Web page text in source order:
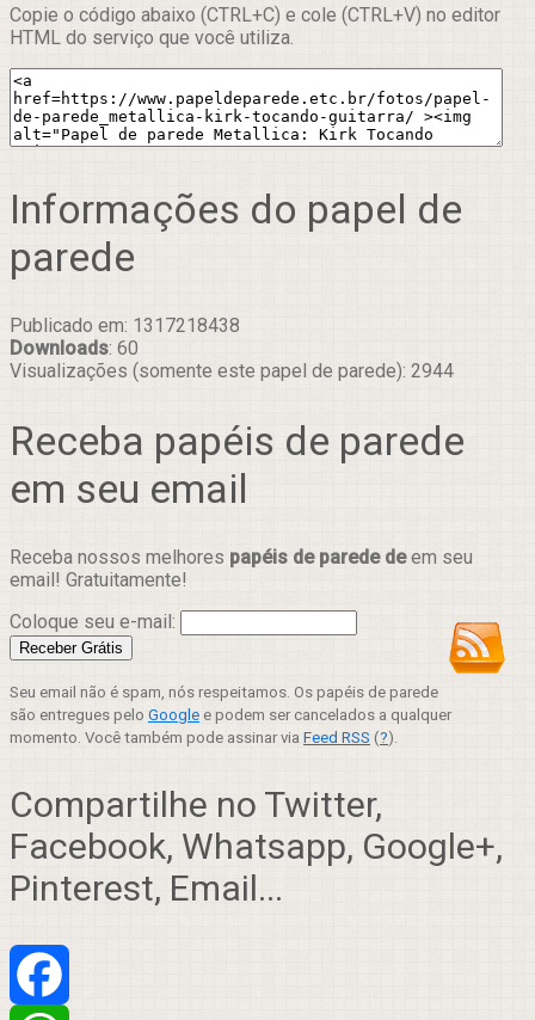
Copie o código abaixo (CTRL+C) e cole (CTRL+V) no editor
HTML do serviço que você utiliza.
Informações do papel de
parede
Publicado em: 1317218438
Downloads: 60
Visualizações (somente este papel de parede): 2944
Receba papéis de parede
em seu email
Receba nossos melhores papéis de parede deem seu
email! Gratuitamente!
Coloque seu e-mail:
Seu email não é spam, nós respeitamos. Os papéis de parede
são entregues pelo Google e podem ser cancelados a qualquer
momento. Você também pode assinar via Feed RSS (?).
Compartilhe no Twitter,
Facebook, Whatsapp, Google+,
Pinterest, Email...